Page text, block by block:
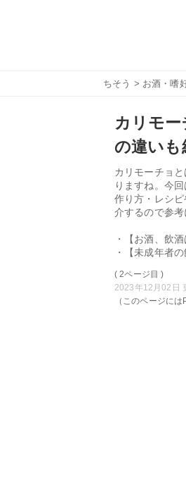
ちそう > お酒・嗜
カリモ
の違いも
カリモーチョ
りますね。今
作り方・レシ
介するので参考
・【お酒、飲
・【未成年者
( 2ページ目 )
2023年12月02日
（このページに